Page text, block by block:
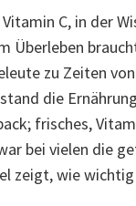
C, in der
Überleben
zu Zeiten
die
frisches,
bei vielen die
zeigt, wie